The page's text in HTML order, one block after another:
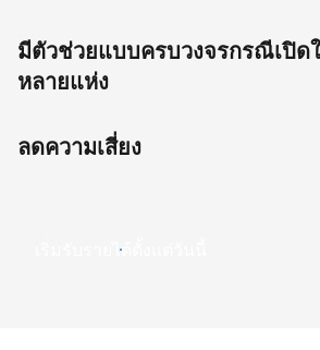
มีตัวช่วยแบบครบวงจรกรณีเปิด
หลายแห่ง
ลดความเสี่ยง
เริ่มรับรายได้ตั้งแต่วันนี้